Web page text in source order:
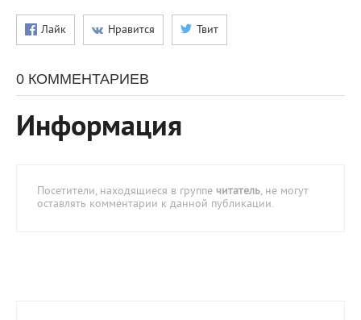
Лайк Нравится Твит
0 КОММЕНТАРИЕВ
Информация
Посетители, находящиеся в группе читатель, не могут
оставлять комментарии к данной публикации.